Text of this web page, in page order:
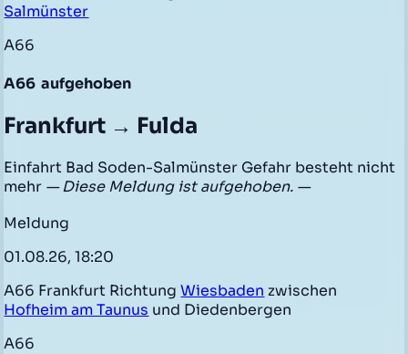
Salmünster
A66
A66 aufgehoben
Frankfurt → Fulda
Einfahrt Bad Soden-Salmünster Gefahr besteht nicht
mehr — Diese Meldung ist aufgehoben. —
Meldung
01.08.26, 18:20
A66 Frankfurt RichtungWiesbaden zwischen
Hofheim am Taunus und Diedenbergen
A66